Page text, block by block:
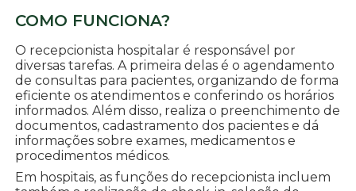
COMO FUNCIONA?
O recepcionista hospitalar é responsável por
diversas tarefas. A primeira delas é o agendamento
de consultas para pacientes, organizando de forma
eficiente os atendimentos e conferindo os horários
informados. Além disso, realiza o preenchimento de
documentos, cadastramento dos pacientes e dá
informações sobre exames, medicamentos e
procedimentos médicos.
Em hospitais, as funções do recepcionista incluem